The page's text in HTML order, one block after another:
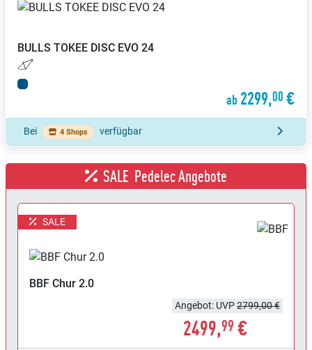
BULLS TOKEE DISC EVO 24
ab 2299,00 €
Bei 4 Shops verfügbar
SALE Pedelec Angebote
SALE
BBF Chur 2.0
Angebot: UVP2799,00 €
2499,99 €